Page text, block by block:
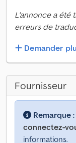
L'annonce a été
erreurs de
Demander
Fournisseur
Remarque :
connectez-
informations.